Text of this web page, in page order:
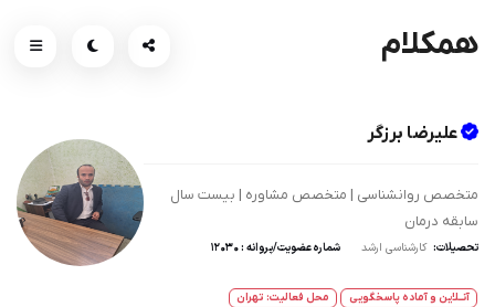
همکلام
علیرضا برزگر
متخصص روانشناسی | متخصص مشاوره | بیست سال
سابقه درمان
تحصیلات: کارشناسی ارشد شماره عضویت/پروانه : 12030
آنــلاین و آماده پاسخگویی محل فعالیت: تهران